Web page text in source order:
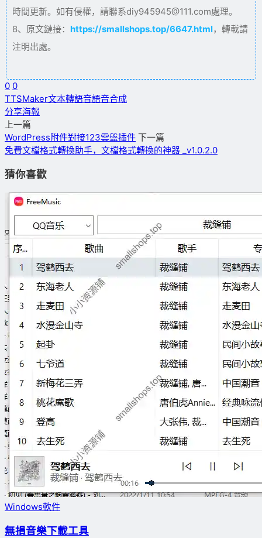
時間更新。如有侵權，請聯系diy945945@111.com處理。
8、原文鏈接： https://smallshops.top/6647.html，轉載請
注明出處。
0 0
TTSMaker文本轉語音語音合成
分享海報
上一篇
WordPress附件對接123雲盤插件 下一篇
免費文檔格式轉換助手，文檔格式轉換的神器 _v1.0.2.0
猜你喜歡
Windows軟件
無損音樂下載工具